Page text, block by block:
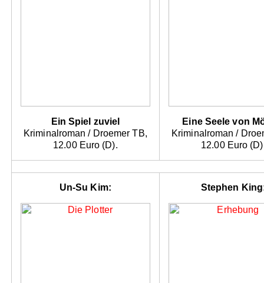
Ein Spiel zuviel
Kriminalroman / Droemer TB,
12.00 Euro (D).
Eine Seele von
Kriminalroman /
12.00 Euro
Un-Su Kim: Stephen